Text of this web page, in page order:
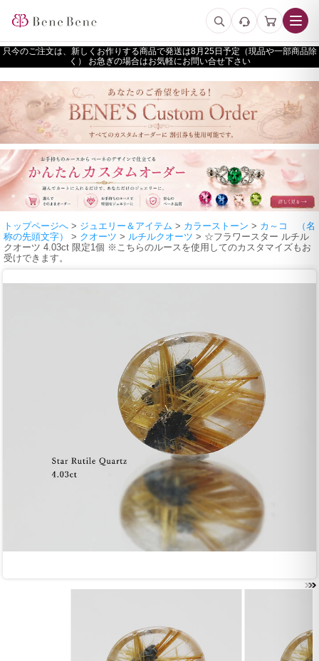
只今のご注文は、新しくお作りする商品で発送は
予定（現品や一部商品除
く） お急ぎの場合はお気軽にお問い合せ下さい
トップページへ > ジュエリー＆アイテム > カラーストーン > カ～コ （名
称の先頭文字）
> クオーツ > ルチルクオーツ > ☆フラワースター ルチル
クオーツ 4.03ct 限定1個 ※こちらのルースを使用してのカスタマイズもお
受けできます。